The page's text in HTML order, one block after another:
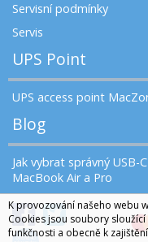
Servisní podmínky
Servis
UPS Point
UPS access point
Blog
Jak vybrat správný USB-
MacBook Air a Pro
K provozování našeho webu
Cookies jsou soubory
funkčnosti a obecně k